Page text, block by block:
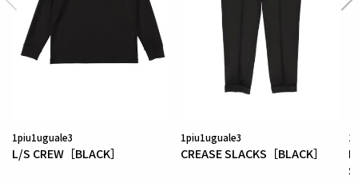
1piu1uguale3
L/S CREW［BLACK］
1piu1uguale3
CREASE SLACKS［BLACK］